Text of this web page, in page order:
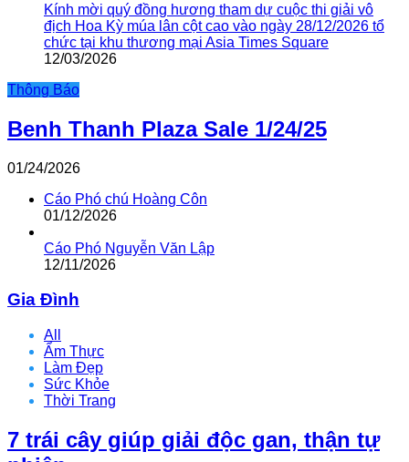
Kính mời quý đồng hương tham dự cuộc thi giải vô
địch Hoa Kỳ múa lân cột cao vào ngày 28/12/2026 tổ
chức tại khu thương mại Asia Times Square
12/03/2026
Thông Báo
Benh Thanh Plaza Sale 1/24/25
01/24/2026
Cáo Phó chú Hoàng Côn
01/12/2026
Cáo Phó Nguyễn Văn Lập
12/11/2026
Gia Đình
All
Ẩm Thực
Làm Đẹp
Sức Khỏe
Thời Trang
7 trái cây giúp giải độc gan, thận tự